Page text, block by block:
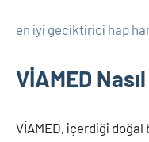
en iyi geciktirici hap
VİAMED Nasıl
VİAMED, içerdiği